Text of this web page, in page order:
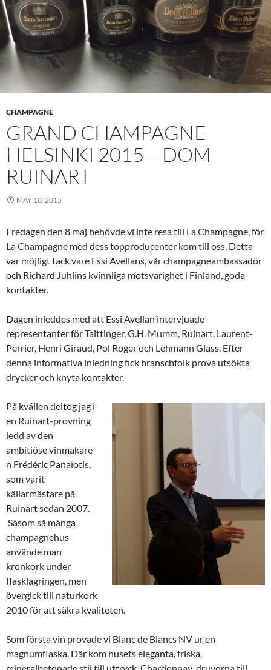
CHAMPAGNE
GRAND CHAMPAGNE
HELSINKI 2015 – DOM
RUINART
MAY 10, 2015
Fredagen den 8 maj behövde vi inte resa till La Champagne, för
La Champagne med dess topproducenter kom till oss. Detta
var möjligt tack vare Essi Avellans, vår champagneambassadör
och Richard Juhlins kvinnliga motsvarighet i Finland, goda
kontakter.
Dagen inleddes med att Essi Avellan intervjuade
representanter för Taittinger, G.H. Mumm, Ruinart, Laurent-
Perrier, Henri Giraud, Pol Roger och Lehmann Glass. Efter
denna informativa inledning fick branschfolk prova utsökta
drycker och knyta kontakter.
På kvällen deltog jag i
en Ruinart-provning
ledd av den
ambitiöse vinmakare
n Frédéric Panaïotis,
som varit
källarmästare på
Ruinart sedan 2007.
Såsom så många
champagnehus
använde man
kronkork under
flasklagringen, men
övergick till naturkork
2010 för att säkra kvaliteten.
Som första vin provade vi Blanc de Blancs NV ur en
magnumflaska. Där kom husets eleganta, friska,